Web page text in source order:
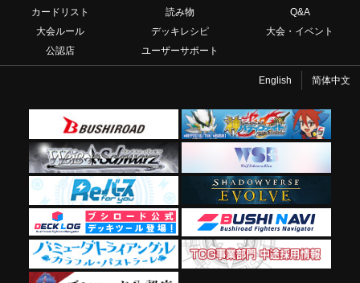
カードリスト
読み物
Q&A
大会ルール
デッキレシピ
大会・イベント
公認店
ユーザーサポート
English 简体中文